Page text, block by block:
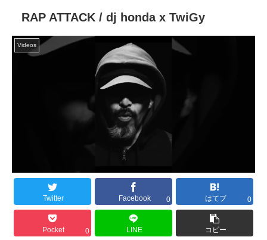
RAP ATTACK / dj honda x TwiGy
Videos
Twitter Facebook 0 はてブ 0
Pocket 0 LINE コピー